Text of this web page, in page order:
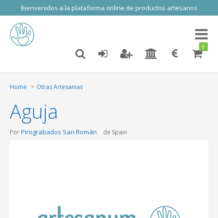
Bienvenidos a la plataforma online de productos artesanos
Toggle
0
Home Otras Artesanias
Aguja
PorPirograbados San Román de Spain